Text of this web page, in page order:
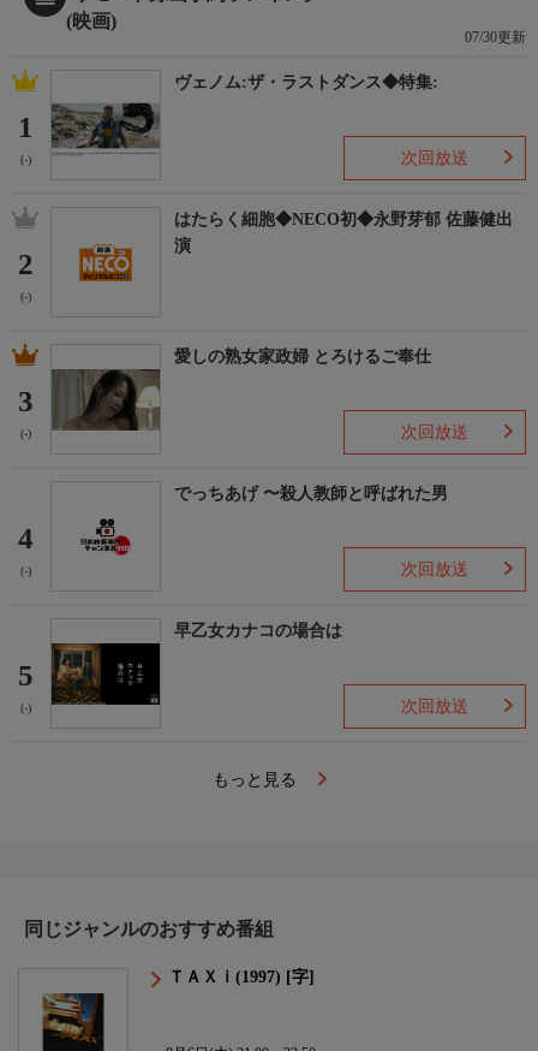
(映画)
07/30更新
1
(-)
ヴェノム:ザ・ラストダンス◆特集:
次回放送
2
(-)
はたらく細胞◆NECO初◆永野芽郁 佐藤健出
演
3
(-)
愛しの熟女家政婦 とろけるご奉仕
次回放送
4
(-)
でっちあげ 〜殺人教師と呼ばれた男
次回放送
5
(-)
早乙女カナコの場合は
次回放送
もっと見る
同じジャンルのおすすめ番組
ＴＡＸｉ(1997) [字]